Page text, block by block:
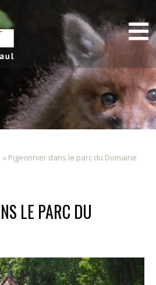
» Pigeonnier dans le parc du Domaine
LE PARC DU